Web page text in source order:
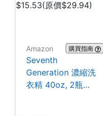
Amazon 購買指南
Seventh
Generation 濃縮洗
衣精 40oz, 2瓶